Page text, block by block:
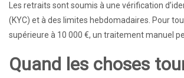
Les retraits sont soumis à une vérification
(KYC) et à des limites hebdomadaires. Pour
supérieure à 10 000 €, un traitement manuel
Quand les choses